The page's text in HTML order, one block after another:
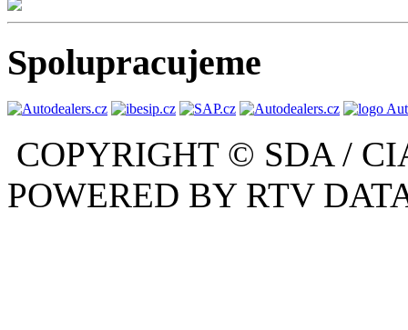
Spolupracujeme
COPYRIGHT © SDA /
POWERED BY RTV